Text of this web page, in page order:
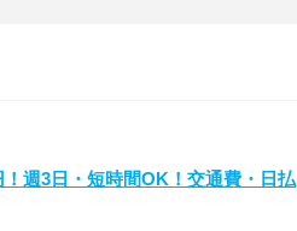
！週3日・短時間OK！交通費・日払